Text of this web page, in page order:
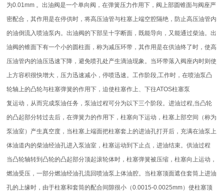
为0.01mm 。出油阀是一个单向阀，在弹簧压力作用下，阀上部圆锥面与阀座严
密配合，其作用是在停供时，将高压油管与柱塞上端空腔隔绝，防止高压油管内
的油倒流入喷油泵内。出油阀的下部呈十字断面，既能导向，又能通过柴油。出
油阀的锥面下有一个小的圆柱面，称为减压环带，其作用是在供油终了时，使高
压油管内的油压迅速下降，避免喷孔处产生滴油现象。当环带落入阀座内时则使
上方容积很快增大，压力迅速减小，停喷迅速。工作阶段,工作时，在喷油泵凸
轮轴上的凸轮与柱塞弹簧的作用下，迫使柱塞作上、下往ATOS柱塞泵
复运动，从而完成泵油任务，泵油过程可分为以下三个阶段。进油过程,当凸轮
的凸起部分转过去后，在弹簧力的作用下，柱塞向下运动，柱塞上部空间（称为
泵油室）产生真空度，当柱塞上端面把柱塞套上的进油孔打开后，充满在油泵上
体油道内的柴油经油孔进入泵油室，柱塞运动到下止点，进油结束。供油过程
当凸轮轴转到凸轮的凸起部分顶起滚轮体时，柱塞弹簧被压缩，柱塞向上运动，
燃油受压，一部分燃油经油孔流回喷油泵上体油腔。当柱塞顶面遮住套筒上进油
孔的上缘时，由于柱塞和套筒的配合间隙很小（0.0015-0.0025mm）使柱塞顶